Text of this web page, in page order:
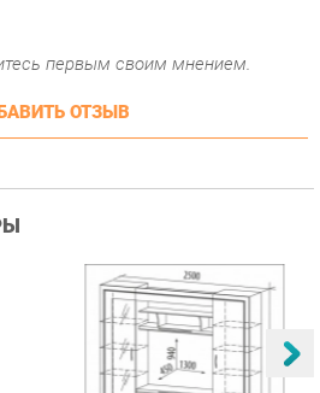
Купить
Гостиная Витра
Симфония 7.10
55 482 ₽